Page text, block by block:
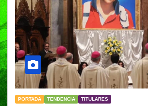
PORTADA TENDENCIA TITULARES